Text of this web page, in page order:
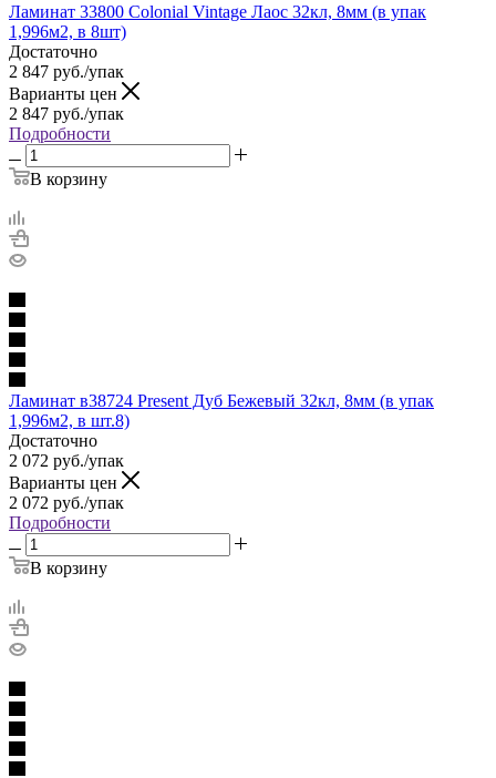
Ламинат 33800 Colonial Vintage Лаос 32кл, 8мм (в упак
1,996м2, в 8шт)
Достаточно
2 847 руб./упак
Варианты цен
2 847 руб./упак
Подробности
В корзину
Ламинат в38724 Present Дуб Бежевый 32кл, 8мм (в упак
1,996м2, в шт.8)
Достаточно
2 072 руб./упак
Варианты цен
2 072 руб./упак
Подробности
В корзину